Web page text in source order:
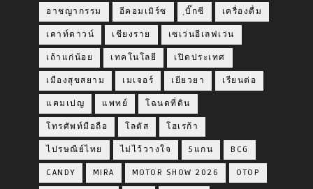
อาชญากรรม อีคอมเมิร์ซ ฺบิ๊กซี เครื่องดื่ม
เคาท์ดาวน์ เชียงราย เซเว่นอีเลฟเว่น
เถ้าแก่น้อย เทคโนโลยี เปิดประเทศ
เมืองสุขสยาม เมเจอร์ เยียวยา เรียนต่อ
แคมเปญ แพทย์ โฉนดที่ดิน
โทรศัพท์มือถือ โลตัส โฮเรก้า
ไปรษณีย์ไทย ไม่ไว้วางใจ 5แกน BCG
CANDY MIRA MOTOR SHOW 2026 OTOP